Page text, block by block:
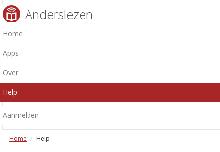
Anderslezen
Home
Apps
Over
Help
Aanmelden
Home Help